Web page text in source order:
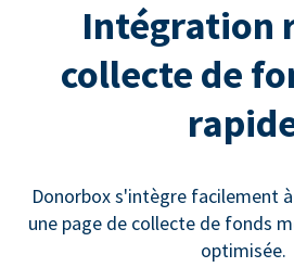
Intégration
collecte de
Donorbox s'intègre facilement
une page de collecte de fonds
optimisée.